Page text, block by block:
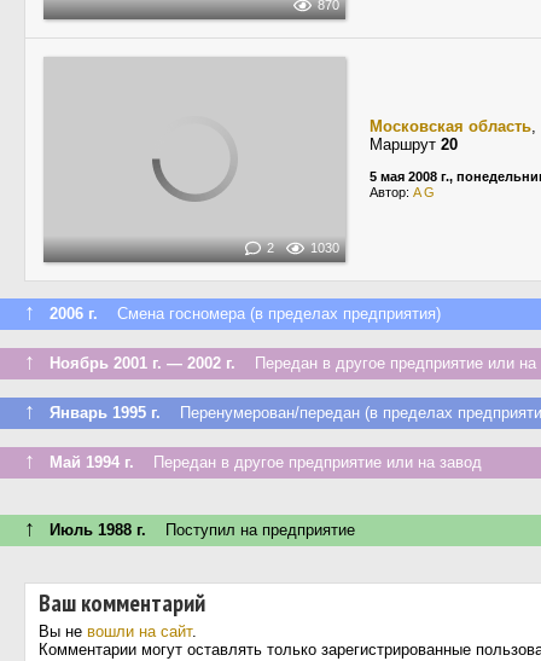
870
2 1030
Московская область,
Маршрут 20
5 мая 2008 г.,
Автор: A G
↑ 2006 г. Смена госномера (в пределах предприятия)
↑ Ноябрь 2001 г. — 2002 г. Передан в другое предприятие или на
↑ Январь 1995 г. Перенумерован/передан (в пределах
↑ Май 1994 г. Передан в другое предприятие или на завод
↑ Июль 1988 г. Поступил на предприятие
Ваш комментарий
Вы не вошли на сайт.
Комментарии могут оставлять только зарегистрированные